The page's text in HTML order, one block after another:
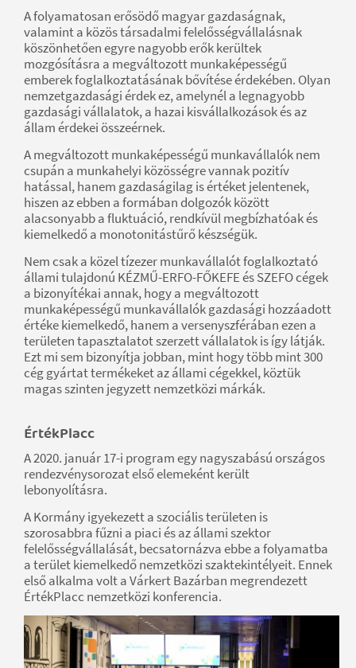
A folyamatosan erősödő magyar gazdaságnak,
valamint a közös társadalmi felelősségvállalásnak
köszönhetően egyre nagyobb erők kerültek
mozgósításra a megváltozott munkaképességű
emberek foglalkoztatásának bővítése érdekében. Olyan
nemzetgazdasági érdek ez, amelynél a legnagyobb
gazdasági vállalatok, a hazai kisvállalkozások és az
állam érdekei összeérnek.
A megváltozott munkaképességű munkavállalók nem
csupán a munkahelyi közösségre vannak pozitív
hatással, hanem gazdaságilag is értéket jelentenek,
hiszen az ebben a formában dolgozók között
alacsonyabb a fluktuáció, rendkívül megbízhatóak és
kiemelkedő a monotonitástűrő készségük.
Nem csak a közel tízezer munkavállalót foglalkoztató
állami tulajdonú KÉZMŰ-ERFO-FŐKEFE és SZEFO cégek
a bizonyítékai annak, hogy a megváltozott
munkaképességű munkavállalók gazdasági hozzáadott
értéke kiemelkedő, hanem a versenyszférában ezen a
területen tapasztalatot szerzett vállalatok is így látják.
Ezt mi sem bizonyítja jobban, mint hogy több mint 300
cég gyártat termékeket az állami cégekkel, köztük
magas szinten jegyzett nemzetközi márkák.
ÉrtékPlacc
A 2020. január 17-i program egy nagyszabású országos
rendezvénysorozat első elemeként került
lebonyolításra.
A Kormány igyekezett a szociális területen is
szorosabbra fűzni a piaci és az állami szektor
felelősségvállalását, becsatornázva ebbe a folyamatba
a terület kiemelkedő nemzetközi szaktekintélyeit. Ennek
első alkalma volt a Várkert Bazárban megrendezett
ÉrtékPlacc nemzetközi konferencia.